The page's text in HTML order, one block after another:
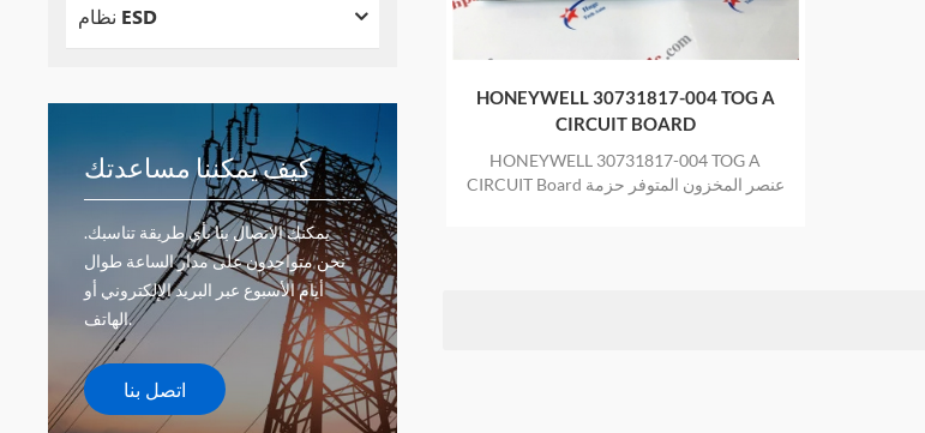
HONEYWELL 30731817-004 TOG A
CIRCUIT BOARD
HONEYWELL 30731817-004 TOG A
CIRCUIT Board عنصر المخزون المتوفر حزمة
نظام ESD
كيف يمكننا مساعدتك
يمكنك الاتصال بنا بأي طريقة تناسبك.
نحن متواجدون على مدار الساعة طوال
أيام الأسبوع عبر البريد الإلكتروني أو
الهاتف.
اتصل بنا